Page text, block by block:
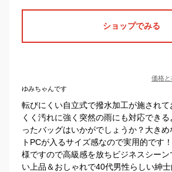
ショップでみる
価格と
ゆみちゃんです
転びにくい自立式で撥水加工が施されて
くく汚れに強く突然の雨にも対応でき
ったバッグはいかがでしょうか？大き
トPCが入るサイズ感なので実用的です
様ですので高級感を放ちビジネスシー
い上品＆おしゃれで40代男性らしい紳